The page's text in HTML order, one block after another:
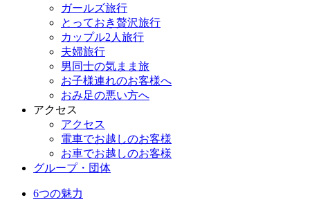
ガールズ旅行
とっておき贅沢旅行
カップル2人旅行
夫婦旅行
男同士の気まま旅
お子様連れのお客様へ
おみ足の悪い方へ
アクセス
アクセス
電車でお越しのお客様
お車でお越しのお客様
グループ・団体
6つの魅力